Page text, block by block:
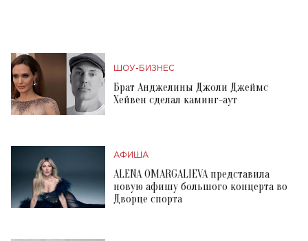
ШОУ-БИЗНЕС
Брат Анджелины Джоли Джеймс
Хейвен сделал каминг-аут
АФИША
ALENA OMARGALIEVA представила
новую афишу большого концерта во
Дворце спорта